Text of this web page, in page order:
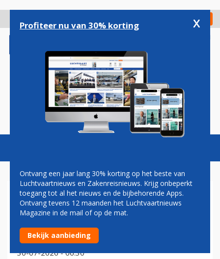
gaan
Check in
Magazine Podcasts Vacatures
AIR CHARTER SCOTLAND
AIS Airlines gaat jaar langer door met lijndienst binnen
Schotland
30-07-2026 - 06:30
Profiteer nu van 30% korting x
Ontvang een jaar lang 30% korting op het beste van
Luchtvaartnieuws en Zakenreisnieuws. Krijg onbeperkt
toegang tot al het nieuws en de bijbehorende Apps.
Ontvang tevens 12 maanden het Luchtvaartnieuws
Magazine in de mail of op de mat.
Bekijk aanbieding